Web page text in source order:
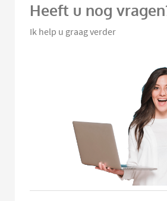
Heeft u nog
Ik help u graag verder